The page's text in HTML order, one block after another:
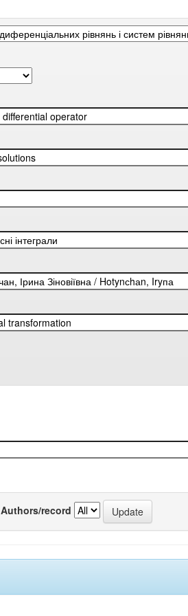
Authors/record